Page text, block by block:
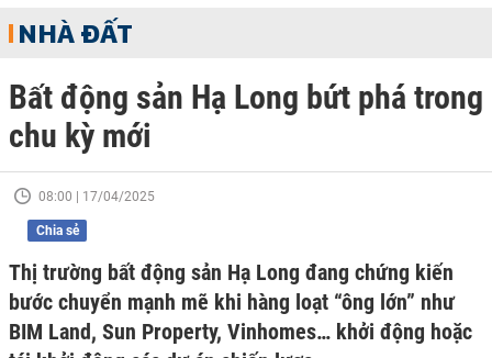
NHÀ ĐẤT
Bất động sản Hạ Long bứt phá trong
chu kỳ mới
08:00 | 17/04/2025
Chia sẻ
Thị trường bất động sản Hạ Long đang chứng kiến
bước chuyển mạnh mẽ khi hàng loạt “ông lớn” như
BIM Land, Sun Property, Vinhomes… khởi động hoặc